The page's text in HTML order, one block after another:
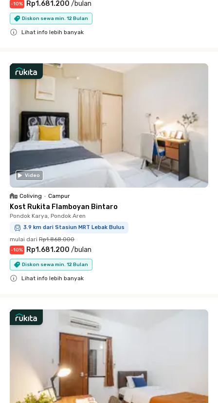
-10% Rp1.681.200 /bulan
Diskon sewa min. 12 Bulan
Lihat info lebih banyak
Video
Coliving • Campur
Kost Rukita Flamboyan Bintaro
Pondok Karya, Pondok Aren
3.9 km dari Stasiun MRT Lebak Bulus
mulai dari Rp1.868.000
-10% Rp1.681.200 /bulan
Diskon sewa min. 12 Bulan
Lihat info lebih banyak